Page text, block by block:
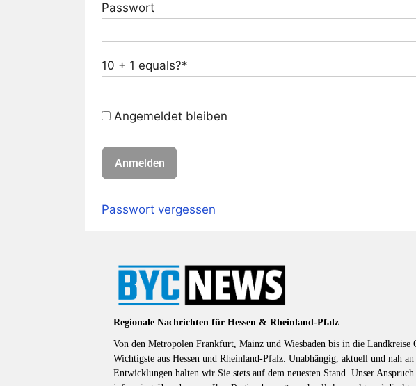
Passwort
10 + 1 equals?*
Angemeldet bleiben
Passwort vergessen
Regionale Nachrichten für Hessen & Rheinland-Pfalz
Von den Metropolen Frankfurt, Mainz und Wiesbaden bis in die
Wichtigste aus Hessen und Rheinland-Pfalz. Unabhängig, aktuell und nah
Entwicklungen halten wir Sie stets auf dem neuesten Stand. Unser